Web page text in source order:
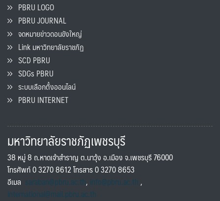
PBRU LOGO
PBRU JOURNAL
จดหมายข่าวดอนขังใหญ่
Link มหาวิทยาลัยราชภัฏ
SCD PBRU
SDGs PBRU
ระบบเลือกตั้งออนไลน์
PBRU INTERNET
มหาวิทยาลัยราชภัฏเพชรบุรี
38 หมู่ 8 ถ.หาดเจ้าสำราญ ต.นาวุ้ง อ.เมือง จ.เพชรบุรี 76000
โทรศัพท์ 0 3270 8612 โทรสาร 0 3270 8653
อีเมล saraban@pbru.ac.th, info@pbru.ac.th,
international@mail.pbru.ac.th